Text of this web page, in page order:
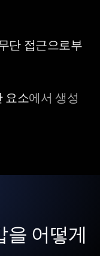
단 접근으로부
요소에서 생성
을 어떻게